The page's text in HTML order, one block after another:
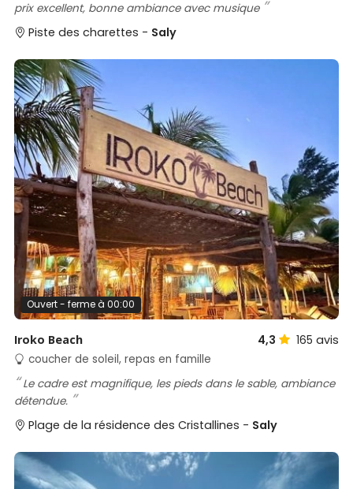
prix excellent, bonne ambiance avec musique
Piste des charettes - Saly
Ouvert - ferme à 00:00
Iroko Beach 4,3 165 avis
coucher de soleil, repas en famille
Le cadre est magnifique, les pieds dans le sable, ambiance
détendue.
Plage de la résidence des Cristallines - Saly